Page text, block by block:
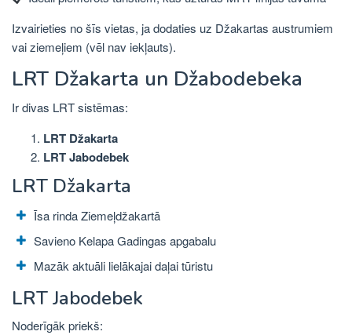
Izvairieties no šīs vietas, ja dodaties uz Džakartas austrumiem
vai ziemeļiem (vēl nav iekļauts).
LRT Džakarta un Džabodebeka
Ir divas LRT sistēmas:
LRT Džakarta
LRT Jabodebek
LRT Džakarta
Īsa rinda Ziemeļdžakartā
Savieno Kelapa Gadingas apgabalu
Mazāk aktuāli lielākajai daļai tūristu
LRT Jabodebek
Noderīgāk priekš: